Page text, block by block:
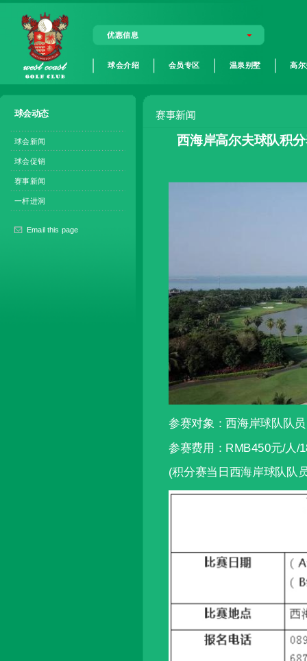
优惠信息
球会介绍 会员专区 温泉别墅 高
球会动态
球会新闻
球会促销
赛事新闻
一杆进洞
Email this page
赛事新闻
西海岸高尔夫球队积
参赛对象：西海岸球队队员
参赛费用：RMB450元/人/
(积分赛当日西海岸球队队